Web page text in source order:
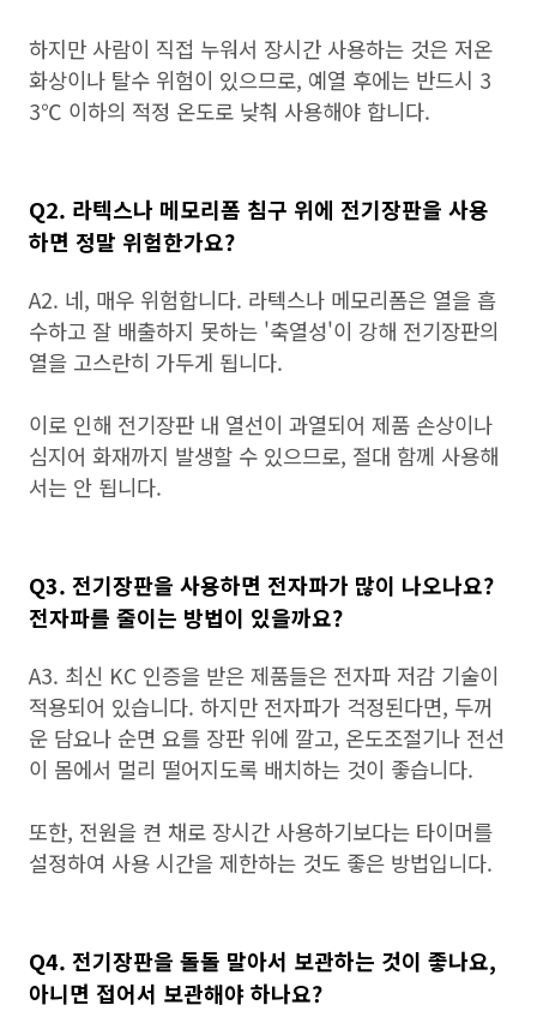
하지만 사람이 직접 누워서 장시간 사용하는 것은 저온
화상이나 탈수 위험이 있으므로, 예열 후에는 반드시 3
3℃ 이하의 적정 온도로 낮춰 사용해야 합니다.
Q2. 라텍스나 메모리폼 침구 위에 전기장판을 사용
하면 정말 위험한가요?
A2. 네, 매우 위험합니다. 라텍스나 메모리폼은 열을 흡
수하고 잘 배출하지 못하는 '축열성'이 강해 전기장판의
열을 고스란히 가두게 됩니다.
이로 인해 전기장판 내 열선이 과열되어 제품 손상이나
심지어 화재까지 발생할 수 있으므로, 절대 함께 사용해
서는 안 됩니다.
Q3. 전기장판을 사용하면 전자파가 많이 나오나요?
전자파를 줄이는 방법이 있을까요?
A3. 최신 KC 인증을 받은 제품들은 전자파 저감 기술이
적용되어 있습니다. 하지만 전자파가 걱정된다면, 두꺼
운 담요나 순면 요를 장판 위에 깔고, 온도조절기나 전선
이 몸에서 멀리 떨어지도록 배치하는 것이 좋습니다.
또한, 전원을 켠 채로 장시간 사용하기보다는 타이머를
설정하여 사용 시간을 제한하는 것도 좋은 방법입니다.
Q4. 전기장판을 돌돌 말아서 보관하는 것이 좋나요,
아니면 접어서 보관해야 하나요?